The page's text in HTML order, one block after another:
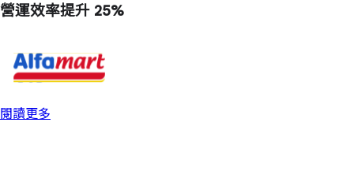
營運效率提升 25%
閱讀更多